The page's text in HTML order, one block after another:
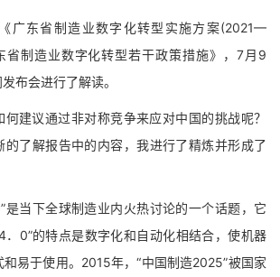
东省制造业数字化转型实施方案(2021—
省制造业数字化转型若干政策措施》，7月9
布会进行了解读。
议通过非对称竞争来应对中国的挑战呢？
的了解报告中的内容，我进行了精炼并形成了
当下全球制造业内火热讨论的一个话题，它
．0”的特点是数字化和自动化相结合，使机器
易于使用。2015年，“中国制造2025”被国家